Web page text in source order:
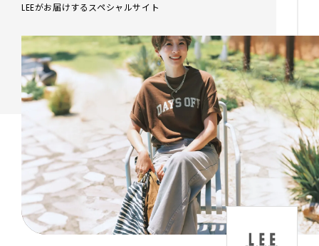
LEEがお届けするスペシャルサイト